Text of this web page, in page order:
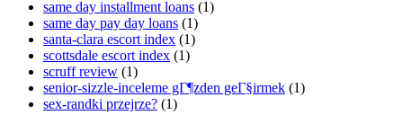
same day installment loans (1)
same day pay day loans (1)
santa-clara escort index (1)
scottsdale escort index (1)
scruff review (1)
senior-sizzle-inceleme gГ¶zden geГ§irmek (1)
sex-randki przejrze? (1)